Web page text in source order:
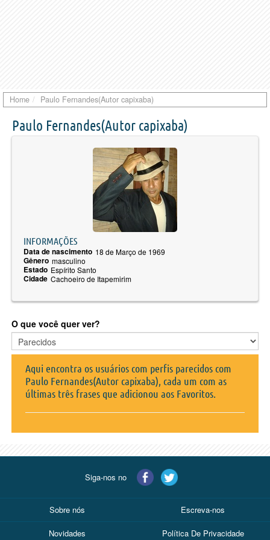
Home Paulo Fernandes(Autor capixaba)
Paulo Fernandes(Autor capixaba)
INFORMAÇÕES
Data de nascimento 18 de Março de 1969
Gênero masculino
Estado Espírito Santo
Cidade Cachoeiro de Itapemirim
O que você quer ver?
Aqui encontra os usuários com perfis parecidos com
Paulo Fernandes(Autor capixaba), cada um com as
últimas três frases que adicionou aos Favoritos.
Siga-nos no
Sobre nós Escreva-nos
Novidades Política De Privacidade